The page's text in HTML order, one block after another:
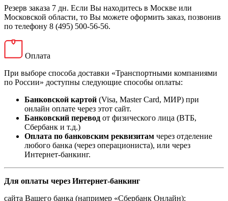
Резерв заказа 7 дн. Если Вы находитесь в Москве или
Московской области, то Вы можете оформить заказ, позвонив
по телефону 8 (495) 500-56-56.
Оплата
При выборе способа доставки «Транспортными компаниями
по России» доступны следующие способы оплаты:
Банковской картой (Visa, Master Card, МИР) при
онлайн оплате через этот сайт.
Банковский перевод от физического лица (ВТБ,
Сбербанк и т.д.)
Оплата по банковским реквизитам через отделение
любого банка (через операциониста), или через
Интернет-банкинг.
Для оплаты через Интернет-банкинг
сайта Вашего банка (например «Сбербанк Онлайн):